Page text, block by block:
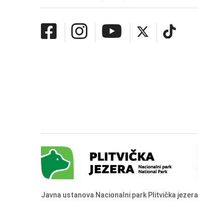
Javna ustanova Nacionalni park Plitvička jezera